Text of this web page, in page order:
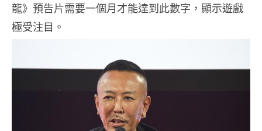
龍》預告片需要一個月才能達到此數字，顯示遊戲
極受注目。